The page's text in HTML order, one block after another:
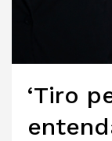
‘Tiro